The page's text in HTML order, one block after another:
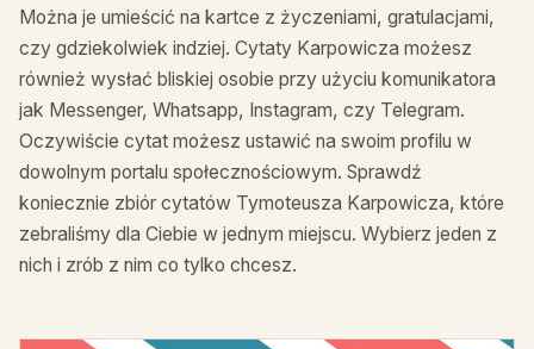
Można je umieścić na kartce z życzeniami, gratulacjami,
czy gdziekolwiek indziej. Cytaty Karpowicza możesz
również wysłać bliskiej osobie przy użyciu komunikatora
jak Messenger, Whatsapp, Instagram, czy Telegram.
Oczywiście cytat możesz ustawić na swoim profilu w
dowolnym portalu społecznościowym. Sprawdź
koniecznie zbiór cytatów Tymoteusza Karpowicza, które
zebraliśmy dla Ciebie w jednym miejscu. Wybierz jeden z
nich i zrób z nim co tylko chcesz.